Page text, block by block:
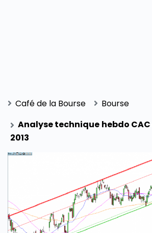
Café de la Bourse
Bourse
Analyse technique hebdo CAC
2013